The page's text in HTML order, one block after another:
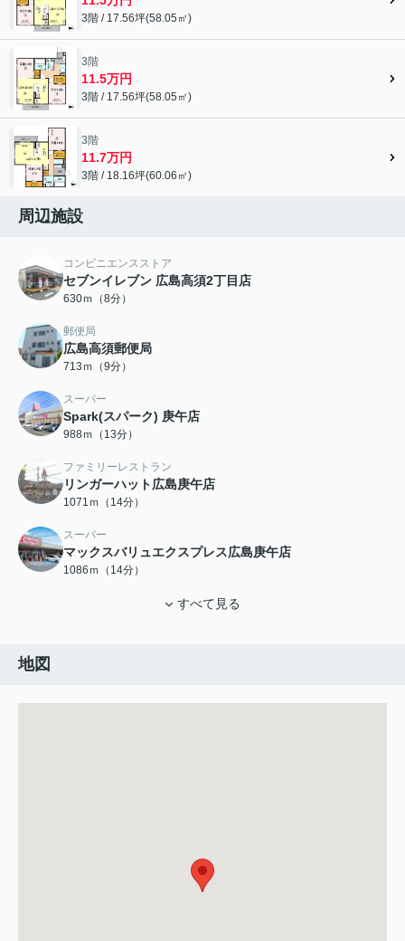
3階 / 17.56坪(58.05㎡)
3階
11.5万円
3階 / 17.56坪(58.05㎡)
3階
11.7万円
3階 / 18.16坪(60.06㎡)
周辺施設
コンビニエンスストア
セブンイレブン 広島高須2丁目店
630ｍ（8分）
郵便局
広島高須郵便局
713ｍ（9分）
スーパー
Spark(スパーク) 庚午店
988ｍ（13分）
ファミリーレストラン
リンガーハット広島庚午店
1071ｍ（14分）
スーパー
マックスバリュエクスプレス広島庚午店
1086ｍ（14分）
すべて見る
地図